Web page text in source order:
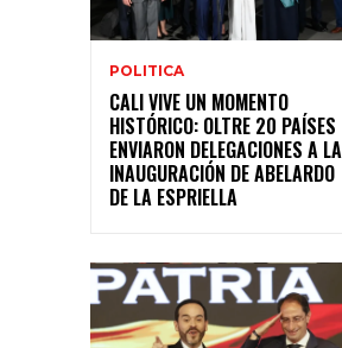
POLITICA
CALI VIVE UN MOMENTO
HISTÓRICO: OLTRE 20 PAÍSES
ENVIARON DELEGACIONES A LA
INAUGURACIÓN DE ABELARDO
DE LA ESPRIELLA